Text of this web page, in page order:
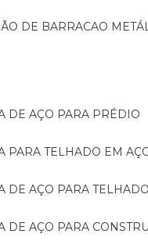
DE BARRACAO
DE AÇO PARA PRÉDIO
PARA TELHADO EM
DE AÇO PARA TELHADO
DE AÇO PARA